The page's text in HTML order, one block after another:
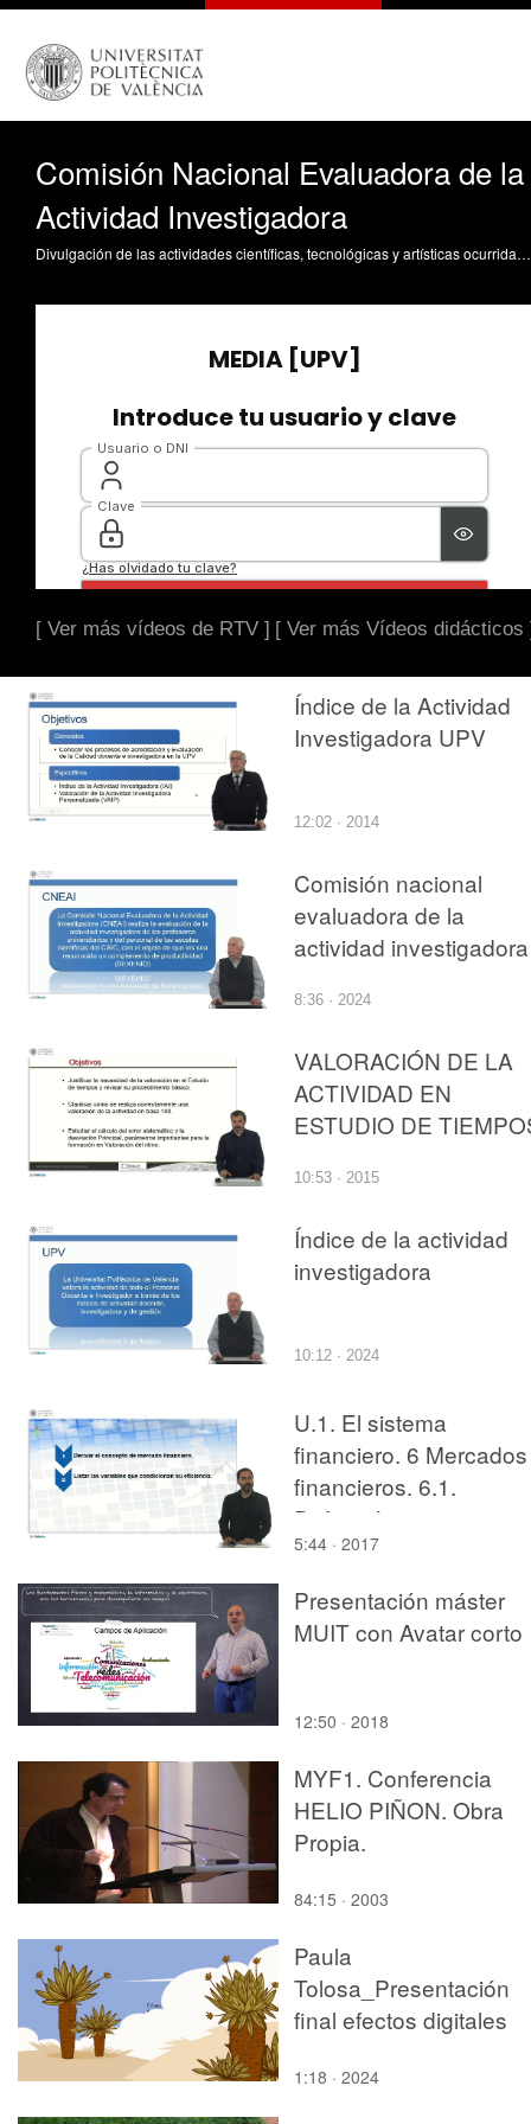
Comisión Nacional Evaluadora de la
Actividad Investigadora
Divulgación de las actividades científicas, tecnológicas y artísticas ocurridas en los tres campus de la UPV
[ Ver más vídeos de RTV ] [ Ver más Vídeos didácticos
Índice de la Actividad
Investigadora UPV
12:02 · 2014
Comisión nacional
evaluadora de la
actividad investigadora
8:36 · 2024
VALORACIÓN DE LA
ACTIVIDAD EN
ESTUDIO DE
10:53 · 2015
Índice de la actividad
investigadora
10:12 · 2024
U.1. El sistema
financiero. 6 Mercados
financieros. 6.1.
Definición y
características.
5:44 · 2017
Presentación máster
MUIT con Avatar corto
12:50 · 2018
MYF1. Conferencia
HELIO PIÑON. Obra
Propia.
84:15 · 2003
Paula
Tolosa_Presentación
final efectos digitales
1:18 · 2024